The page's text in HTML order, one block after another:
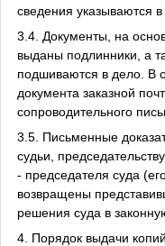
сведения указываются
3.4. Документы, на
выданы подлинники, а
подшиваются в дело. В
документа заказной
сопроводительного
3.5. Письменные
судьи,
- председателя суда
возвращены
решения суда в
4. Порядок выдачи